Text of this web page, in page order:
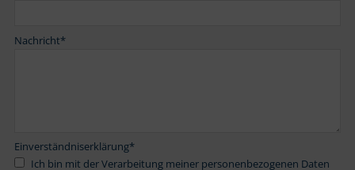
Nachricht*
Einverständniserklärung*